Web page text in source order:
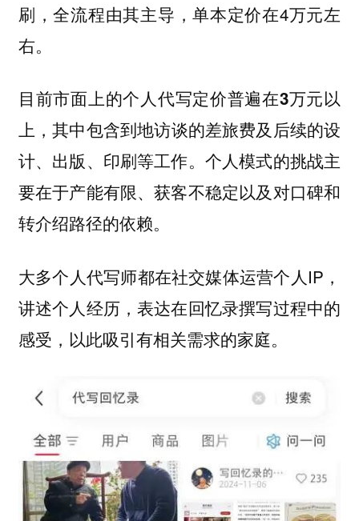
刷，全流程由其主导，单本定价在4万元左
右。
目前市面上的个人代写定价普遍在3万元以
上，其中包含到地访谈的差旅费及后续的设
计、出版、印刷等工作。个人模式的挑战主
要在于产能有限、获客不稳定以及对口碑和
转介绍路径的依赖。
大多个人代写师都在社交媒体运营个人IP，
讲述个人经历，表达在回忆录撰写过程中的
感受，以此吸引有相关需求的家庭。